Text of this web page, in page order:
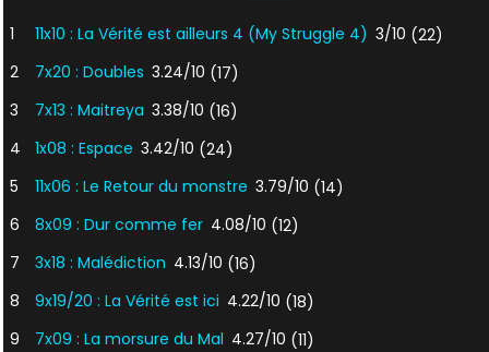
1 11x10 : La Vérité est ailleurs 4 (My Struggle 4) 3/10 (22)
2
7x20 : Doubles 3.24/10 (17)
3
7x13 : Maitreya 3.38/10 (16)
4
1x08 : Espace 3.42/10 (24)
5
11x06 : Le Retour du monstre 3.79/10 (14)
6
8x09 : Dur comme fer 4.08/10 (12)
7
3x18 : Malédiction 4.13/10 (16)
8
9x19/20 : La Vérité est ici 4.22/10 (18)
9
7x09 : La morsure du Mal 4.27/10 (11)